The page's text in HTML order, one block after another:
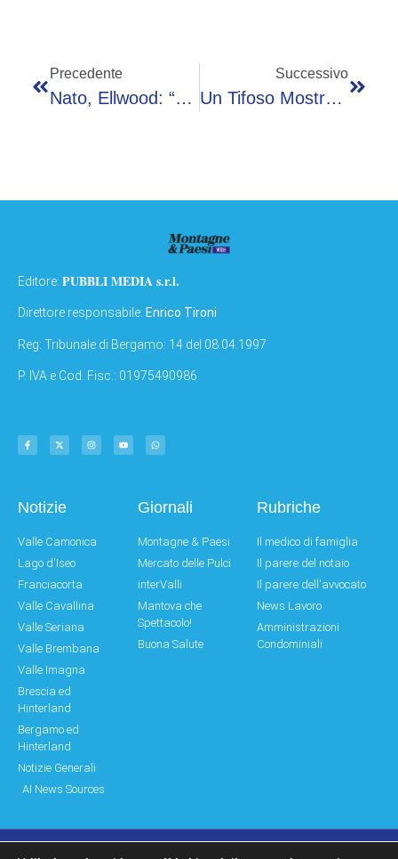
Precedente
Nato, Ellwood: “Sicurezza Europea Centrale, Mosca Monitora Le Nostre Lacune Ed È Pronta Ad Approfittarne”
Successivo
Un Tifoso Mostra La Bandiera Di Israele, Il Ct Dell’Egitto Sputa E ‘attacca’un Fotografo
Editore: PUBBLI MEDIA s.r.l.
Direttore responsabile: Enrico Tironi
Reg: Tribunale di Bergamo: 14 del 08.04.1997
P. IVA e Cod. Fisc.: 01975490986
Notizie
Valle Camonica
Lago d'Iseo
Franciacorta
Valle Cavallina
Valle Seriana
Valle Brembana
Valle Imagna
Brescia ed
Hinterland
Bergamo ed
Hinterland
Notizie Generali
AI News Sources
Giornali
Montagne & Paesi
Mercato delle Pulci
interValli
Mantova che
Spettacolo!
Buona Salute
Rubriche
Il medico di famiglia
Il parere del notaio
Il parere dell'avvocato
News Lavoro
Amministrazioni
Condominiali